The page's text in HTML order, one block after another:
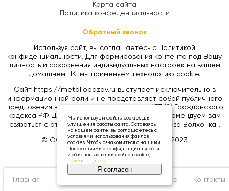
Главная Доставка Контакты
Карта сайта
Политика конфеденциальности
Обратный звонок
Используя сайт, вы соглашаетесь с Политикой
конфиденциальности. Для формирования контента под Вашу
личность и сохранения индивидуальных настроек на вашем
домашнем ПК, мы применяем технологию cookie.
Сайт https://metallobazav.ru выступает исключительно в
информационной роли и не представляет собой публичного
предложения в соответствии со статьей 437 (2) Гражданского
кодекса РФ. Для уточнения цен на товары, рекомендуем вам
связаться с отделом продаж ООО "Металлобаза Волхонка".
© ООО «МЕТАЛЛОБАЗА ВОЛХОНКА», 2023
Мы используем файлы cookies для
улучшения работы сайта. Оставаясь
на нашем сайте, вы соглашаетесь с
условиями использования файлов
cookies. Чтобы ознакомиться с нашими
Положениями о конфиденциальности
и об использовании файлов cookie,
нажмите здесь.
Я согласен